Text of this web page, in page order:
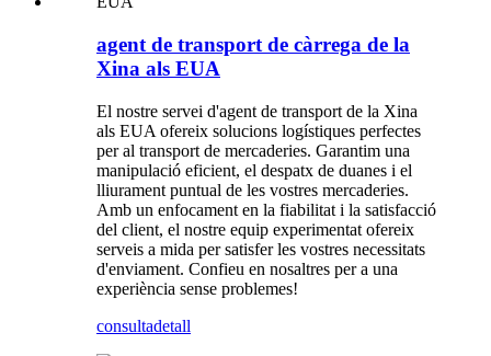
agent de transport de càrrega de la
Xina als EUA
El nostre servei d'agent de transport de la Xina
als EUA ofereix solucions logístiques perfectes
per al transport de mercaderies. Garantim una
manipulació eficient, el despatx de duanes i el
lliurament puntual de les vostres mercaderies.
Amb un enfocament en la fiabilitat i la satisfacció
del client, el nostre equip experimentat ofereix
serveis a mida per satisfer les vostres necessitats
d'enviament. Confieu en nosaltres per a una
experiència sense problemes!
consultadetall